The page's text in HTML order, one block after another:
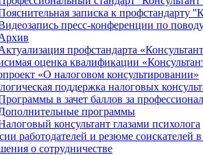
записка к профстандарту
пресс-конференции по
профстандарта
оценка квалификации
«О налоговом консультировании»
поддержка налоговых
в зачет баллов за
программы
консультант глазами психолога
работодателей и резюме соискателей
о сотрудничестве